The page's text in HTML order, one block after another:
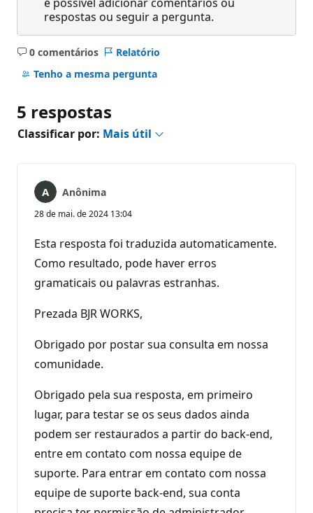
respostas ou seguir a pergunta.
0 comentários
Sem
comentários
Relatório
Tenho a mesma pergunta
5 respostas
Classificar por: Mais útil
Anônima
28 de mai. de 2024 13:04
Esta resposta foi traduzida automaticamente.
Como resultado, pode haver erros
gramaticais ou palavras estranhas.
Prezada BJR WORKS,
Obrigado por postar sua consulta em nossa
comunidade.
Obrigado pela sua resposta, em primeiro
lugar, para testar se os seus dados ainda
podem ser restaurados a partir do back-end,
entre em contato com nossa equipe de
suporte. Para entrar em contato com nossa
equipe de suporte back-end, sua conta